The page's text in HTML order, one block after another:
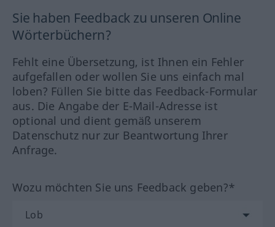
Sie haben Feedback zu unseren Online
Wörterbüchern?
Fehlt eine Übersetzung, ist Ihnen ein Fehler
aufgefallen oder wollen Sie uns einfach mal
loben? Füllen Sie bitte das Feedback-Formular
aus. Die Angabe der E-Mail-Adresse ist
optional und dient gemäß unserem
Datenschutz nur zur Beantwortung Ihrer
Anfrage.
Wozu möchten Sie uns Feedback geben?*